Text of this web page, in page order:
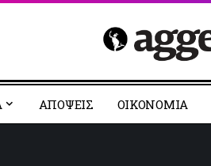
ΑΠΟΨΕΙΣ ΟΙΚΟΝΟΜΙΑ